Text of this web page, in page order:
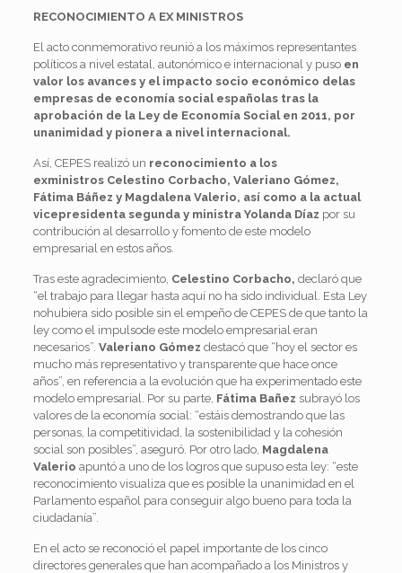
RECONOCIMIENTO A EX MINISTROS
El acto conmemorativo reunió a los máximos representantes
políticos a nivel estatal, autonómico e internacional y puso en
valor los avances y el impacto socio económico delas
empresas de economía social españolas tras la
aprobación de la Ley de Economía Social en 2011, por
unanimidad y pionera a nivel internacional.
Así, CEPES realizó un reconocimiento a los
exministros Celestino Corbacho, Valeriano Gómez,
Fátima Báñez y Magdalena Valerio, así como a la actual
vicepresidenta segunda y ministra Yolanda Díaz por su
contribución al desarrollo y fomento de este modelo
empresarial en estos años.
Tras este agradecimiento, Celestino Corbacho, declaró que
“el trabajo para llegar hasta aquí no ha sido individual. Esta Ley
nohubiera sido posible sin el empeño de CEPES de que tanto la
ley como el impulsode este modelo empresarial eran
necesarios”. Valeriano Gómez destacó que “hoy el sector es
mucho más representativo y transparente que hace once
años”, en referencia a la evolución que ha experimentado este
modelo empresarial. Por su parte, Fátima Bañez subrayó los
valores de la economía social: “estáis demostrando que las
personas, la competitividad, la sostenibilidad y la cohesión
social son posibles”, aseguró. Por otro lado, Magdalena
Valerio apuntó a uno de los logros que supuso esta ley: “este
reconocimiento visualiza que es posible la unanimidad en el
Parlamento español para conseguir algo bueno para toda la
ciudadanía”.
En el acto se reconoció el papel importante de los cinco
directores generales que han acompañado a los Ministros y